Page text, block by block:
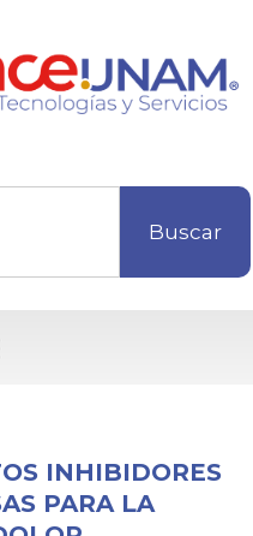
Buscar
INHIBIDORES
PARA LA